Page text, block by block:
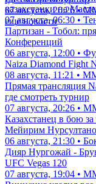
07 августа, 20:26 •
еще новости
казахстанки на
07 августа, 06:30 •
Партизан - Тобол:
Конференций
06 августа, 12:00 •
Naiza Diamond Fight
08 августа, 11:21 •
Прямая трансляция
где смотреть турнир
07 августа, 20:26 •
Казахстанец в бою
Мейирим
06 августа, 21:30 •
Дияр Нургожай -
UFC Vegas 120
07 августа, 19:04 •